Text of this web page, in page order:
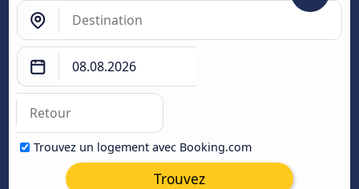
Trouvez un logement avec Booking.com
Trouvez